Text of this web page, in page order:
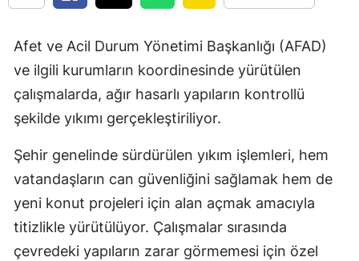
Afet ve Acil Durum Yönetimi Başkanlığı (AFAD)
ve ilgili kurumların koordinesinde yürütülen
çalışmalarda, ağır hasarlı yapıların kontrollü
şekilde yıkımı gerçekleştiriliyor.
Şehir genelinde sürdürülen yıkım işlemleri, hem
vatandaşların can güvenliğini sağlamak hem de
yeni konut projeleri için alan açmak amacıyla
titizlikle yürütülüyor. Çalışmalar sırasında
çevredeki yapıların zarar görmemesi için özel